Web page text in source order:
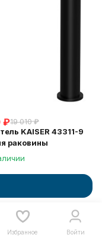
₽19 010 ₽
KAISER 43311-9
раковины
счета для юрлиц
Избранное Войти